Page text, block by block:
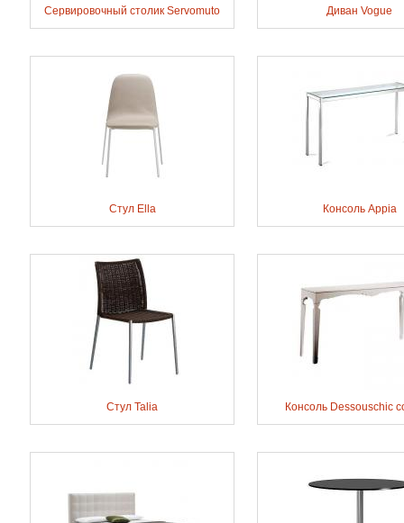
Сервировочный столик Servomuto Диван Vogue
Стул Ella Консоль Appia
Стул Talia Консоль Dessouschic